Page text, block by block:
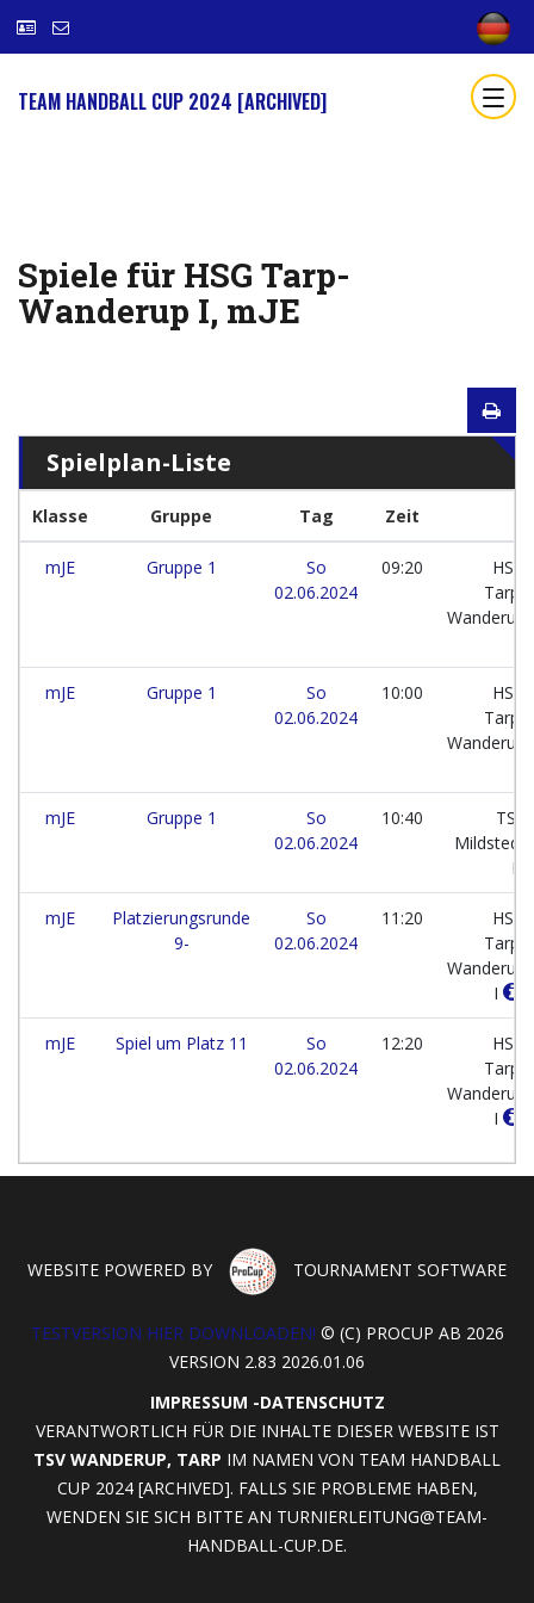
TEAM HANDBALL CUP 2024 [ARCHIVED]
Spiele für HSG Tarp-
Wanderup I, mJE
Spielplan-Liste
Klasse Gruppe Tag Zeit
mJE Gruppe 1
So
02.06.2024
09:20
HSG
Tarp-
Wanderup
mJE Gruppe 1
So
02.06.2024
10:00
HSG
Tarp-
Wanderup
mJE Gruppe 1
So
02.06.2024
10:40
TSV
Mildstedt
II
mJE
Platzierungsrunde
9-
So
02.06.2024
11:20
HSG
Tarp-
Wanderup
I
mJE Spiel um Platz 11
So
02.06.2024
12:20
HSG
Tarp-
Wanderup
I
WEBSITE POWERED BY TOURNAMENT SOFTWARE
TESTVERSION HIER DOWNLOADEN! © (C) PROCUP AB 2026
VERSION 2.83 2026.01.06
IMPRESSUM -DATENSCHUTZ
VERANTWORTLICH FÜR DIE INHALTE DIESER WEBSITE IST
TSV WANDERUP, TARP IM NAMEN VON TEAM HANDBALL
CUP 2024 [ARCHIVED]. FALLS SIE PROBLEME HABEN,
WENDEN SIE SICH BITTE AN TURNIERLEITUNG@TEAM-
HANDBALL-CUP.DE.